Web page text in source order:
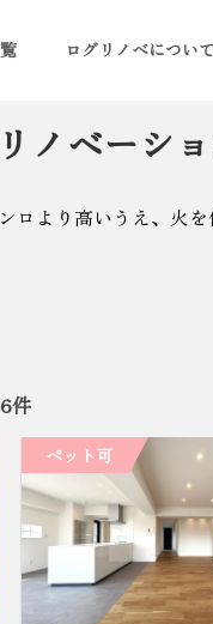
ログリノベについて
ノベーシ
より高いうえ、火
件
ペット可